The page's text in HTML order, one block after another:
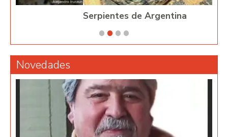
Serpientes de Argentina
Novedades